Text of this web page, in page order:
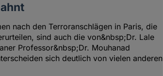
nach den Terroranschlägen in Paris, die
sind auch die von&nbsp;Dr. Lale
Professor&nbsp;Dr. Mouhanad
sich deutlich von vielen anderen